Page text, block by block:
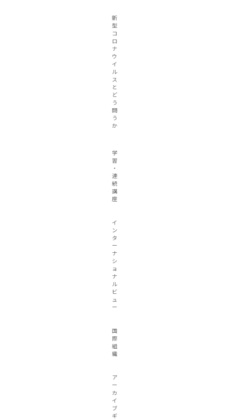
新
型
コ
ロ
ナ
ウ
イ
ル
ス
と
ど
う
闘
う
か
学
習
・
連
続
講
座
イ
ン
タ
ー
ナ
シ
ョ
ナ
ル
ビ
ュ
ー
国
際
組
織
ア
ー
カ
イ
ブ
ギ